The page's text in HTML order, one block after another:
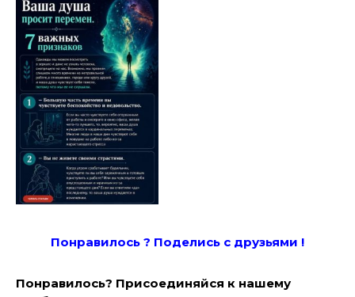
Понравилось ? Поделись с друзьями !
Понравилось? Присоединяйся к нашему